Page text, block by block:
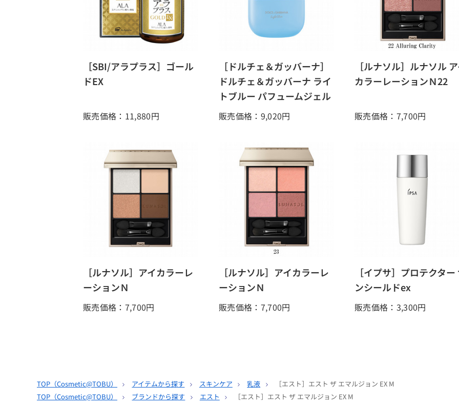
［SBI/アラプラス］ゴール
ドEX
販売価格：11,880円
［ドルチェ＆ガッバーナ］
ドルチェ＆ガッバーナ ライ
トブルー パフュームジェル
販売価格：9,020円
［ルナソル］ルナソル
カラーレーションＮ22
販売価格：7,700円
［ルナソル］アイカラーレ
ーションＮ
販売価格：7,700円
［ルナソル］アイカラーレ
ーションＮ
販売価格：7,700円
［イプサ］プロテクター
ンシールドex
販売価格：3,300円
TOP（Cosmetic@TOBU） アイテムから探す スキンケア 乳液
［エスト］エスト ザ エマルジョン EX M
TOP（Cosmetic@TOBU） ブランドから探す エスト ［エスト］エスト ザ エマルジョン EX M